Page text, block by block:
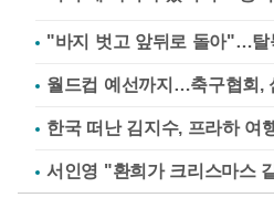
"바지 벗고 앞뒤로 돌아"…탈
월드컵 예선까지…축구협회,
한국 떠난 김지수, 프라하 여
서인영 "환희가 크리스마스